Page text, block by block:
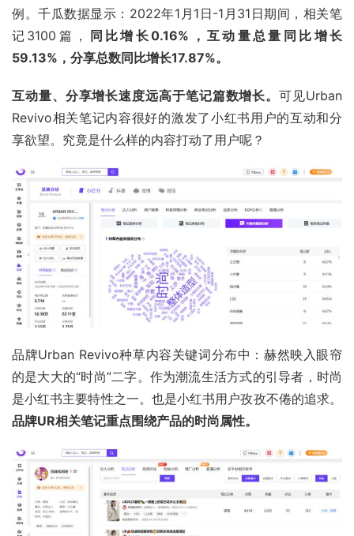
例。千瓜数据显示：2022年1月1日-1月31日期间，相关笔
记3100篇， 同比增长0.16%，互动量总量同比增长
59.13%，分享总数同比增长17.87%。
互动量、分享增长速度远高于笔记篇数增长。可见Urban
Revivo相关笔记内容很好的激发了小红书用户的互动和分
享欲望。究竟是什么样的内容打动了用户呢？
品牌Urban Revivo种草内容关键词分布中：赫然映入眼帘
的是大大的“时尚”二字。作为潮流生活方式的引导者，时尚
是小红书主要特性之一。也是小红书用户孜孜不倦的追求。
品牌UR相关笔记重点围绕产品的时尚属性。